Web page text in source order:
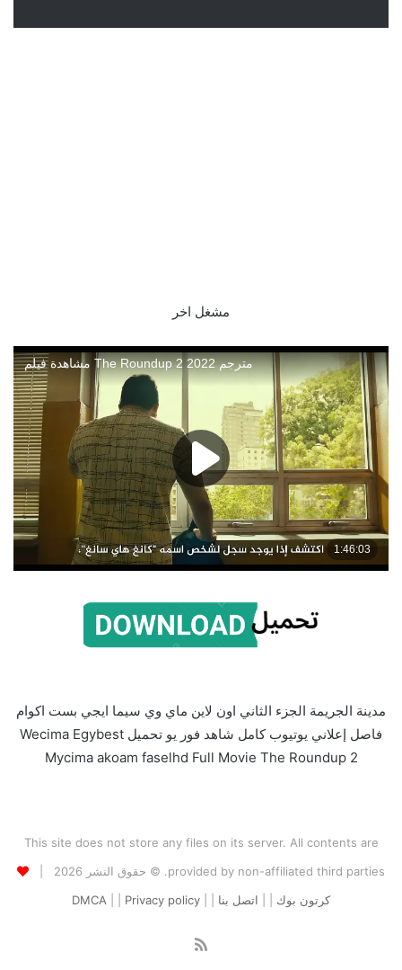
مشغل اخر
مدينة الجريمة الجزء الثاني اون لاين ماي وي سيما ايجي بست اكوام
فاصل إعلاني يوتيوب كامل شاهد فور يو تحميل Wecima Egybest
Mycima akoam faselhd Full Movie The Roundup 2
This site does not store any files on its server. All contents are
provided by non-affiliated third parties. © حقوق النشر 2026 |
كرتون بوك
اتصل بنا DMCA Privacy policy
ملخص